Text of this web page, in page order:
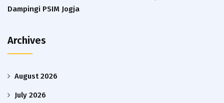
Dampingi PSIM Jogja
Archives
August 2026
July 2026